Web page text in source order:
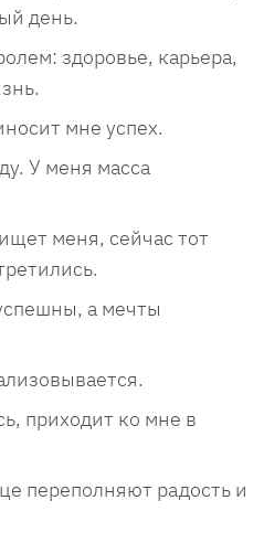
день.
здоровье, карьера,
мне успех.
У меня масса
меня, сейчас тот
а мечты
приходит ко мне в
переполняют радость и